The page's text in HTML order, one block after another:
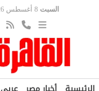
السبت 8 أغسطس 2026